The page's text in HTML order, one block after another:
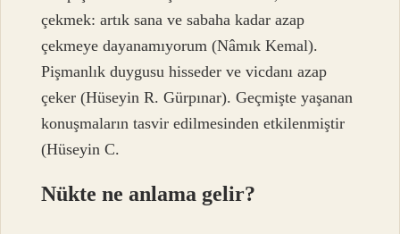
çekmek: artık sana ve sabaha kadar azap
çekmeye dayanamıyorum (Nâmık Kemal).
Pişmanlık duygusu hisseder ve vicdanı azap
çeker (Hüseyin R. Gürpınar). Geçmişte yaşanan
konuşmaların tasvir edilmesinden etkilenmiştir
(Hüseyin C.
Nükte ne anlama gelir?